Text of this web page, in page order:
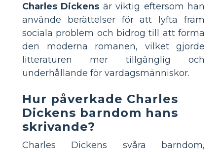
Charles Dickens är viktig eftersom han
använde berättelser för att lyfta fram
sociala problem och bidrog till att forma
den moderna romanen, vilket gjorde
litteraturen mer tillgänglig och
underhållande för vardagsmänniskor.
Hur påverkade Charles
Dickens barndom hans
skrivande?
Charles Dickens svåra barndom,